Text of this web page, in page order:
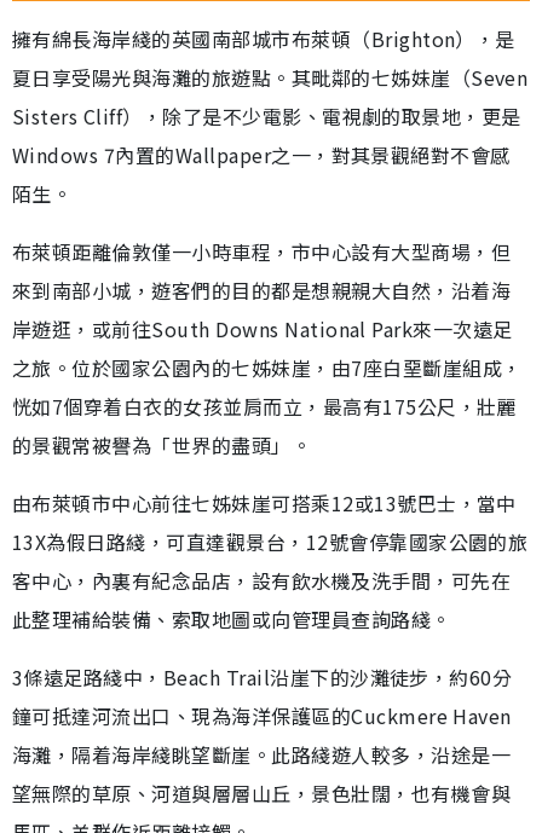
擁有綿長海岸綫的英國南部城市布萊頓（Brighton），是
夏日享受陽光與海灘的旅遊點。其毗鄰的七姊妹崖（Seven
Sisters Cliff），除了是不少電影、電視劇的取景地，更是
Windows 7內置的Wallpaper之一，對其景觀絕對不會感
陌生。
布萊頓距離倫敦僅一小時車程，市中心設有大型商場，但
來到南部小城，遊客們的目的都是想親親大自然，沿着海
岸遊逛，或前往South Downs National Park來一次遠足
之旅。位於國家公園內的七姊妹崖，由7座白堊斷崖組成，
恍如7個穿着白衣的女孩並肩而立，最高有175公尺，壯麗
的景觀常被譽為「世界的盡頭」。
由布萊頓市中心前往七姊妹崖可搭乘12或13號巴士，當中
13X為假日路綫，可直達觀景台，12號會停靠國家公園的旅
客中心，內裏有紀念品店，設有飲水機及洗手間，可先在
此整理補給裝備、索取地圖或向管理員查詢路綫。
3條遠足路綫中，Beach Trail沿崖下的沙灘徒步，約60分
鐘可抵達河流出口、現為海洋保護區的Cuckmere Haven
海灘，隔着海岸綫眺望斷崖。此路綫遊人較多，沿途是一
望無際的草原、河道與層層山丘，景色壯闊，也有機會與